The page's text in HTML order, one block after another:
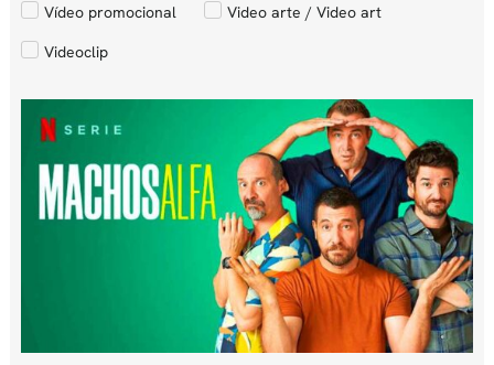
Vídeo promocional
Video arte / Video art
Videoclip